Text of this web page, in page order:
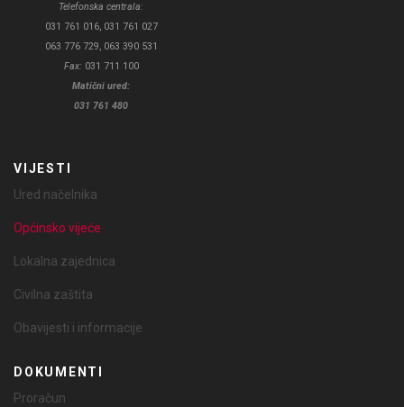
Telefonska centrala:
031 761 016, 031 761 027
063 776 729, 063 390 531
Fax: 031 711 100
Matični ured:
031 761 480
VIJESTI
Ured načelnika
Općinsko vijeće
Lokalna zajednica
Civilna zaštita
Obavijesti i informacije
DOKUMENTI
Proračun